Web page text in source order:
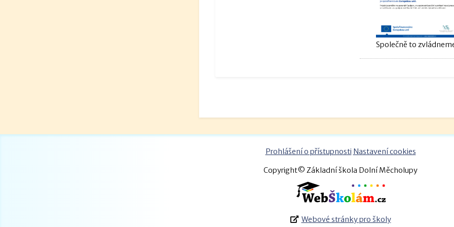
Společně to
Prohlášení o přístupnosti Nastavení cookies
Copyright© Základní škola Dolní Měcholupy
Webové stránky pro školy